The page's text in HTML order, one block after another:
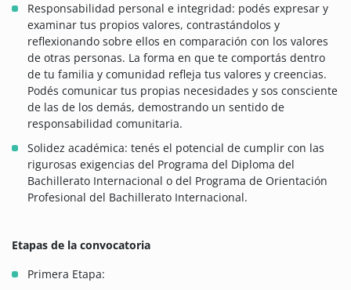
Responsabilidad personal e integridad: podés expresar y
examinar tus propios valores, contrastándolos y
reflexionando sobre ellos en comparación con los valores
de otras personas. La forma en que te comportás dentro
de tu familia y comunidad refleja tus valores y creencias.
Podés comunicar tus propias necesidades y sos consciente
de las de los demás, demostrando un sentido de
responsabilidad comunitaria.
Solidez académica: tenés el potencial de cumplir con las
rigurosas exigencias del Programa del Diploma del
Bachillerato Internacional o del Programa de Orientación
Profesional del Bachillerato Internacional.
Etapas de la convocatoria
Primera Etapa: